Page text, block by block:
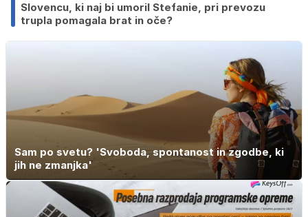
Slovencu, ki naj bi umoril Stefanie, pri prevozu
trupla pomagala brat in oče?
Sam po svetu? 'Svoboda, spontanost in zgodbe, ki
jih ne zmanjka'